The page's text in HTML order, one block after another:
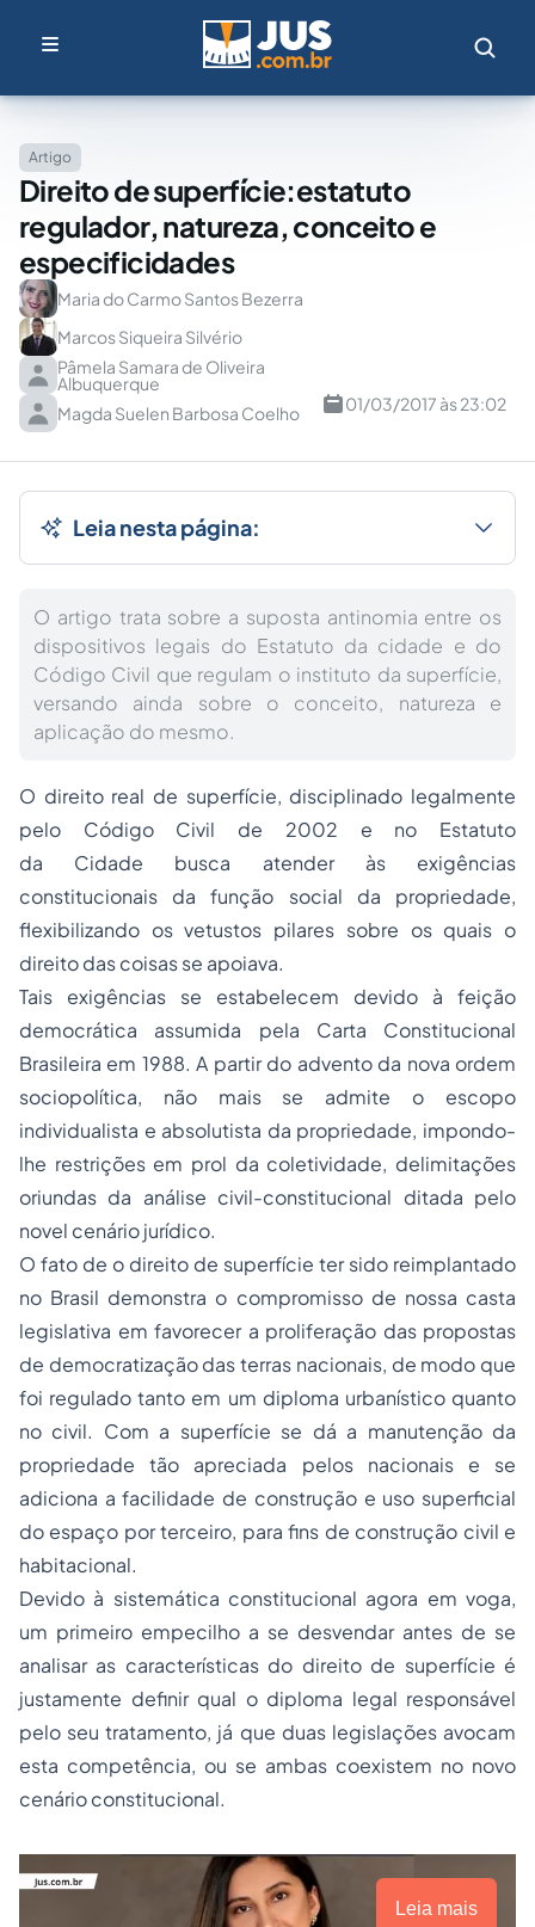
Artigo
Direito de superfície:estatuto
regulador, natureza, conceito e
especificidades
Maria do Carmo Santos Bezerra
Marcos Siqueira Silvério
Pâmela Samara de Oliveira
Albuquerque
Magda Suelen Barbosa Coelho
01/03/2017 às 23:02
Leia nesta página:
O artigo trata sobre a suposta antinomia entre os
dispositivos legais do Estatuto da cidade e do
Código Civil que regulam o instituto da superfície,
versando ainda sobre o conceito, natureza e
aplicação do mesmo.
O direito real de superfície, disciplinado legalmente
pelo Código Civil de 2002 e no Estatuto
da Cidade busca atender às exigências
constitucionais da função social da propriedade,
flexibilizando os vetustos pilares sobre os quais o
direito das coisasse apoiava.
Tais exigências se estabelecem devido à feição
democrática assumida pela Carta Constitucional
Brasileira em 1988. A partir do advento da nova ordem
sociopolítica, não mais se admite o escopo
individualista e absolutista da propriedade, impondo-
lhe restrições em prol da coletividade, delimitações
oriundas da análise civil-constitucional ditada pelo
novel cenário jurídico.
O fato de o direito de superfície ter sido reimplantado
no Brasil demonstra o compromisso de nossa casta
legislativa em favorecer a proliferação das propostas
de democratização das terras nacionais, de modo que
foi regulado tanto em um diploma urbanístico quanto
no civil. Com a superfície se dá a manutenção da
propriedade tão apreciada pelos nacionais e se
adiciona a facilidade de construção e uso superficial
do espaço por terceiro, para fins de construção civil e
habitacional.
Devido à sistemática constitucional agora em voga,
um primeiro empecilho a se desvendar antes de se
analisar as características do direito de superfície é
justamente definir qual o diploma legal responsável
pelo seu tratamento, já que duas legislações avocam
esta competência, ou se ambas coexistem no novo
cenário constitucional.
Leia mais